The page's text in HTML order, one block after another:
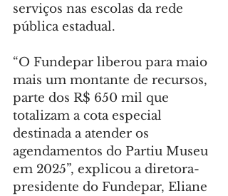
serviços nas escolas da rede
pública estadual.
“O Fundepar liberou para maio
mais um montante de recursos,
parte dos R$ 650 mil que
totalizam a cota especial
destinada a atender os
agendamentos do Partiu Museu
em 2025”, explicou a diretora-
presidente do Fundepar, Eliane